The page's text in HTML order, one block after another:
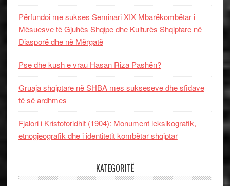
Përfundoi me sukses Seminari XIX Mbarëkombëtar i
Mësuesve të Gjuhës Shqipe dhe Kulturës Shqiptare në
Diasporë dhe në Mërgatë
Pse dhe kush e vrau Hasan Riza Pashën?
Gruaja shqiptare në SHBA mes sukseseve dhe sfidave
të së ardhmes
Fjalori i Kristoforidhit (1904): Monument leksikografik,
etnogjeografik dhe i identitetit kombëtar shqiptar
KATEGORITË